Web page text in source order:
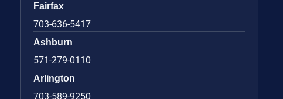
Fairfax
703-636-5417
Ashburn
571-279-0110
Arlington
703-589-9250